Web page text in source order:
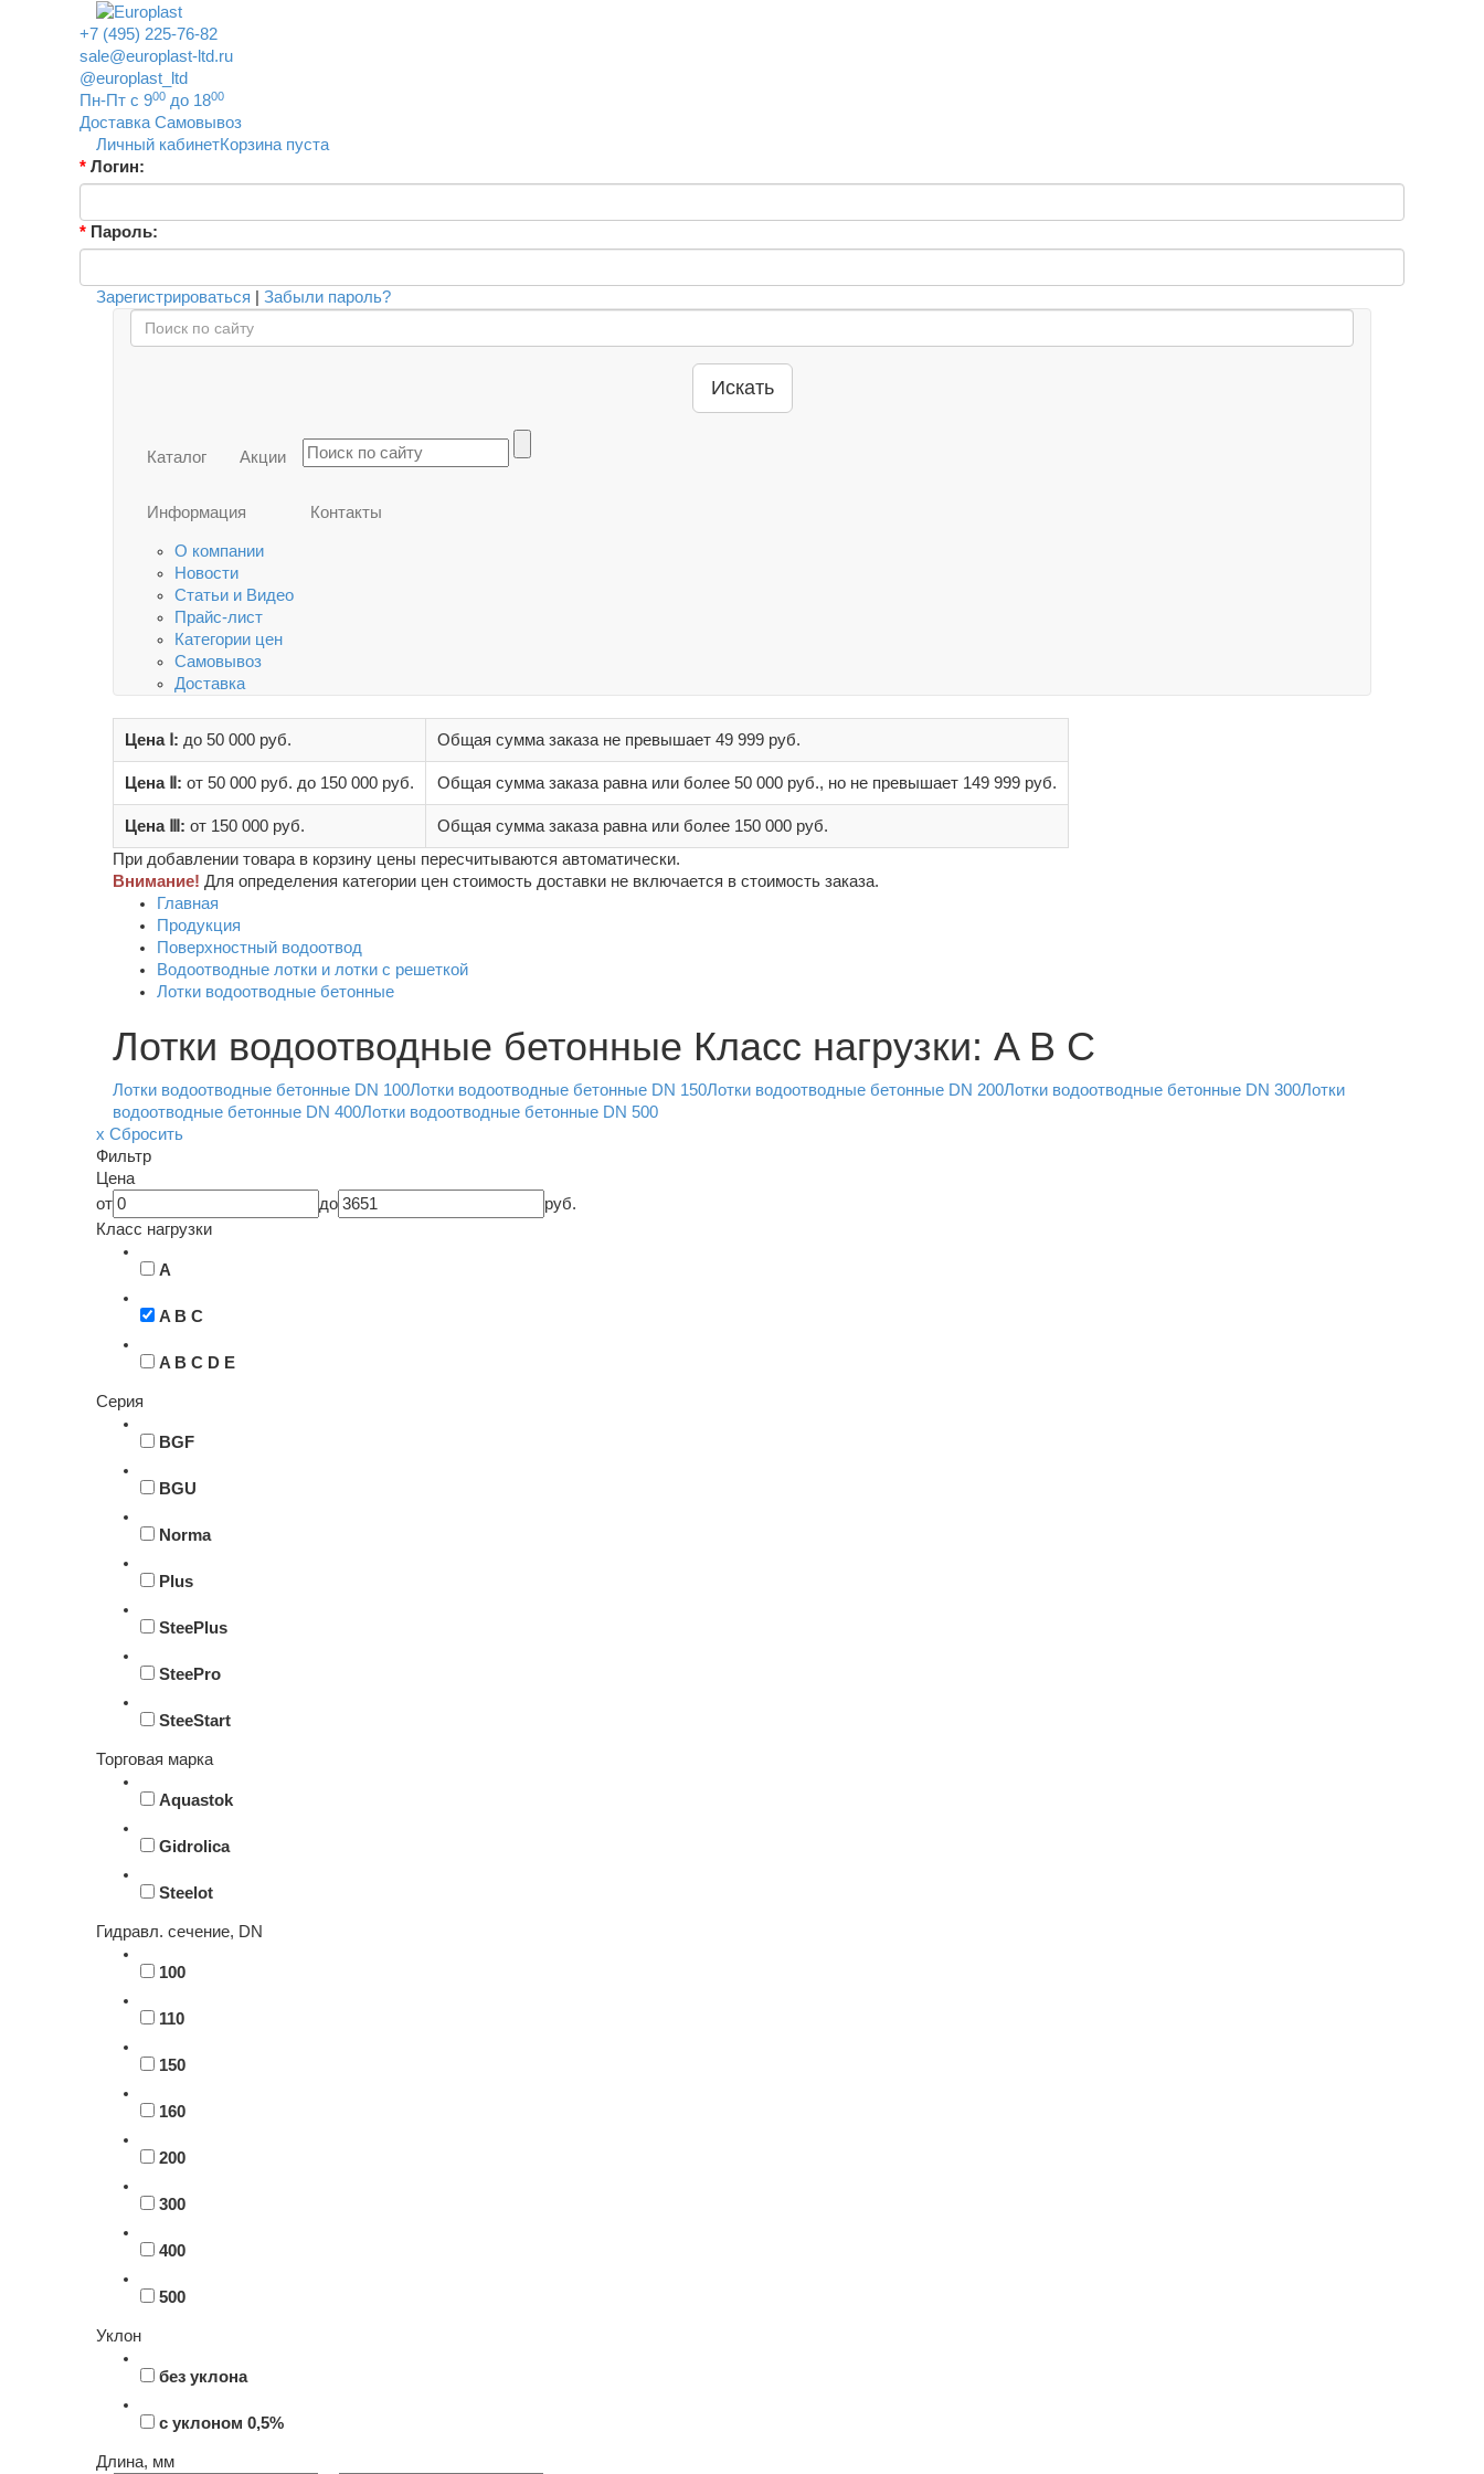
+7 (495) 225-76-82
sale@europlast-ltd.ru
@europlast_ltd
Пн-Пт с 900 до 1800
Доставка Самовывоз
Личный кабинетКорзина пуста
* Логин:
* Пароль:
Зарегистрироваться Забыли пароль?
Искать
Каталог Акции
Информация
О компании
Новости
Статьи и Видео
Прайс-лист
Категории цен
Самовывоз
Доставка
Контакты
Цена Ⅰ: до 50 000 руб. Общая сумма заказа не превышает 49 999 руб.
Цена Ⅱ: от 50 000 руб. до 150 000 руб. Общая сумма заказа равна или более 50 000 руб., но не превышает 149 999 руб.
Цена Ⅲ: от 150 000 руб. Общая сумма заказа равна или более 150 000 руб.
При добавлении товара в корзину цены пересчитываются автоматически.
Внимание! Для определения категории цен стоимость доставки не включается в стоимость заказа.
Главная
Продукция
Поверхностный водоотвод
Водоотводные лотки и лотки с решеткой
Лотки водоотводные бетонные
Лотки водоотводные бетонные Класс нагрузки: A B C
Лотки водоотводные бетонные DN 100Лотки водоотводные бетонные DN 150Лотки водоотводные бетонные DN 200Лотки водоотводные бетонные DN 300Лотки
водоотводные бетонные DN 400Лотки водоотводные бетонные DN 500
x Сбросить
Фильтр
Цена
от
до
руб.
Класс нагрузки
A
A B C
A B C D E
Серия
BGF
BGU
Norma
Plus
SteePlus
SteePro
SteeStart
Торговая марка
Aquastok
Gidrolica
Steelot
Гидравл. сечение, DN
100
110
150
160
200
300
400
500
Уклон
без уклона
с уклоном 0,5%
Длина, мм